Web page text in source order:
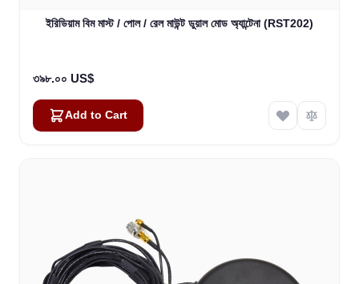
ইরিডিয়াম বিম মাস্ট / পোল / রেল মাউন্ট ডুয়াল মোড অ্যান্টেনা (RST202)
৩৯৮.০০ US$
Add to Cart